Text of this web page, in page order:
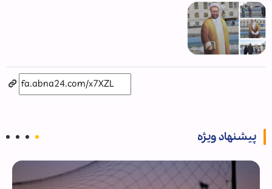
پیشنهاد ویژه